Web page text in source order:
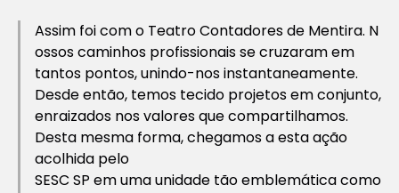
Assim foi com o Teatro Contadores de Mentira. N
ossos caminhos profissionais se cruzaram em
tantos pontos, unindo-nos instantaneamente.
Desde então, temos tecido projetos em conjunto,
enraizados nos valores que compartilhamos.
Desta mesma forma, chegamos a esta ação
acolhida pelo
SESC SP em uma unidade tão emblemática como